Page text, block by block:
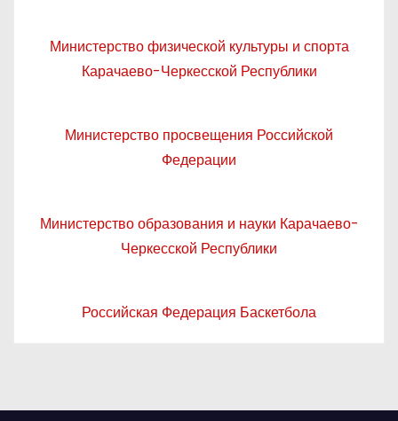
Министерство физической культуры и спорта
Карачаево-Черкесской Республики
Министерство просвещения Российской
Федерации
Министерство образования и науки Карачаево-
Черкесской Республики
Российская Федерация Баскетбола